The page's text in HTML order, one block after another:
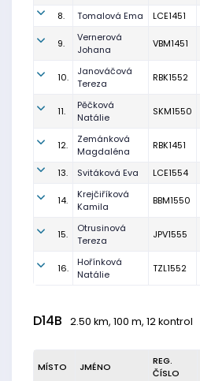
8.
Tomalová Ema LCE1451
9.
Vernerová
Johana
VBM1451
10.
Janováčová
Tereza
RBK1552
11.
Pěčková
Natálie
SKM1550
12.
Zemánková
Magdaléna
RBK1451
13. Svitáková Eva LCE1554
14.
Krejčiříková
Kamila
BBM1550
15.
Otrusinová
Tereza
JPV1555
16.
Hořínková
Natálie
TZL1552
D14B 2.50 km, 100 m, 12 kontrol
MÍSTO JMÉNO
REG.
ČÍSLO